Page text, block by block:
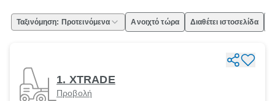
Ταξινόμηση: Προτεινόμενα Ανοιχτό τώρα Διαθέτει ιστοσελίδα
1. XTRADE
Προβολή